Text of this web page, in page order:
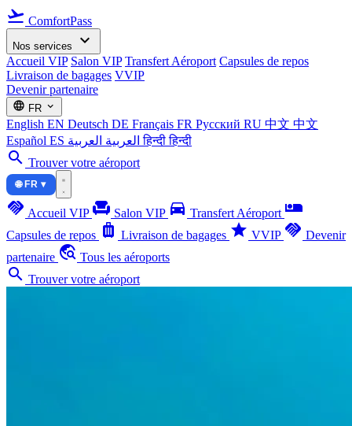
flight_takeoff ComfortPass
Nos services expand_more
Accueil VIP Salon VIP Transfert Aéroport Capsules de repos
Livraison de bagages VVIP
Devenir partenaire
language FR expand_more
English EN Deutsch DE Français FR Русский RU 中文 中文
Español ES العربية العربية हिन्दीहिन्दी
search Trouver votre aéroport
🌐 FR ▾
handshake Accueil VIP chair Salon VIP directions_car Transfert Aéroport airline_seat_individual_suite
Capsules de repos luggage Livraison de bagages star VVIP handshake Devenir
partenaire travel_explore Tous les aéroports
search Trouver votre aéroport